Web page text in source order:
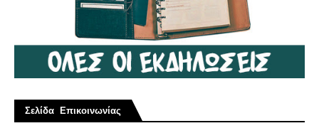
Σελίδα Επικοινωνίας